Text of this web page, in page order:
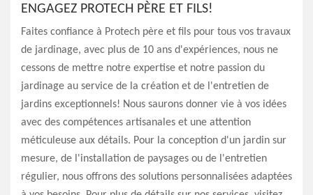
ENGAGEZ PROTECH PÈRE ET FILS!
Faites confiance à Protech père et fils pour tous vos travaux
de jardinage, avec plus de 10 ans d'expériences, nous ne
cessons de mettre notre expertise et notre passion du
jardinage au service de la création et de l'entretien de
jardins exceptionnels! Nous saurons donner vie à vos idées
avec des compétences artisanales et une attention
méticuleuse aux détails. Pour la conception d'un jardin sur
mesure, de l'installation de paysages ou de l'entretien
régulier, nous offrons des solutions personnalisées adaptées